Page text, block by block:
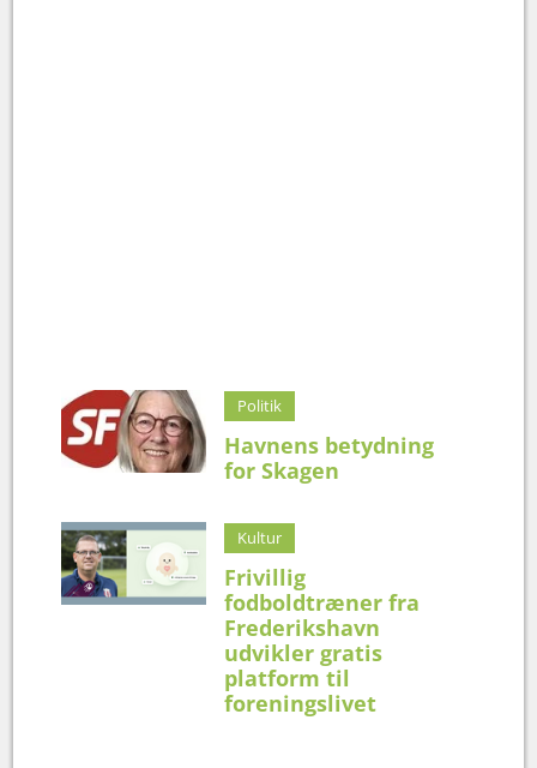
Politik
Havnens betydning
for Skagen
Kultur
Frivillig
fodboldtræner fra
Frederikshavn
udvikler gratis
platform til
foreningslivet